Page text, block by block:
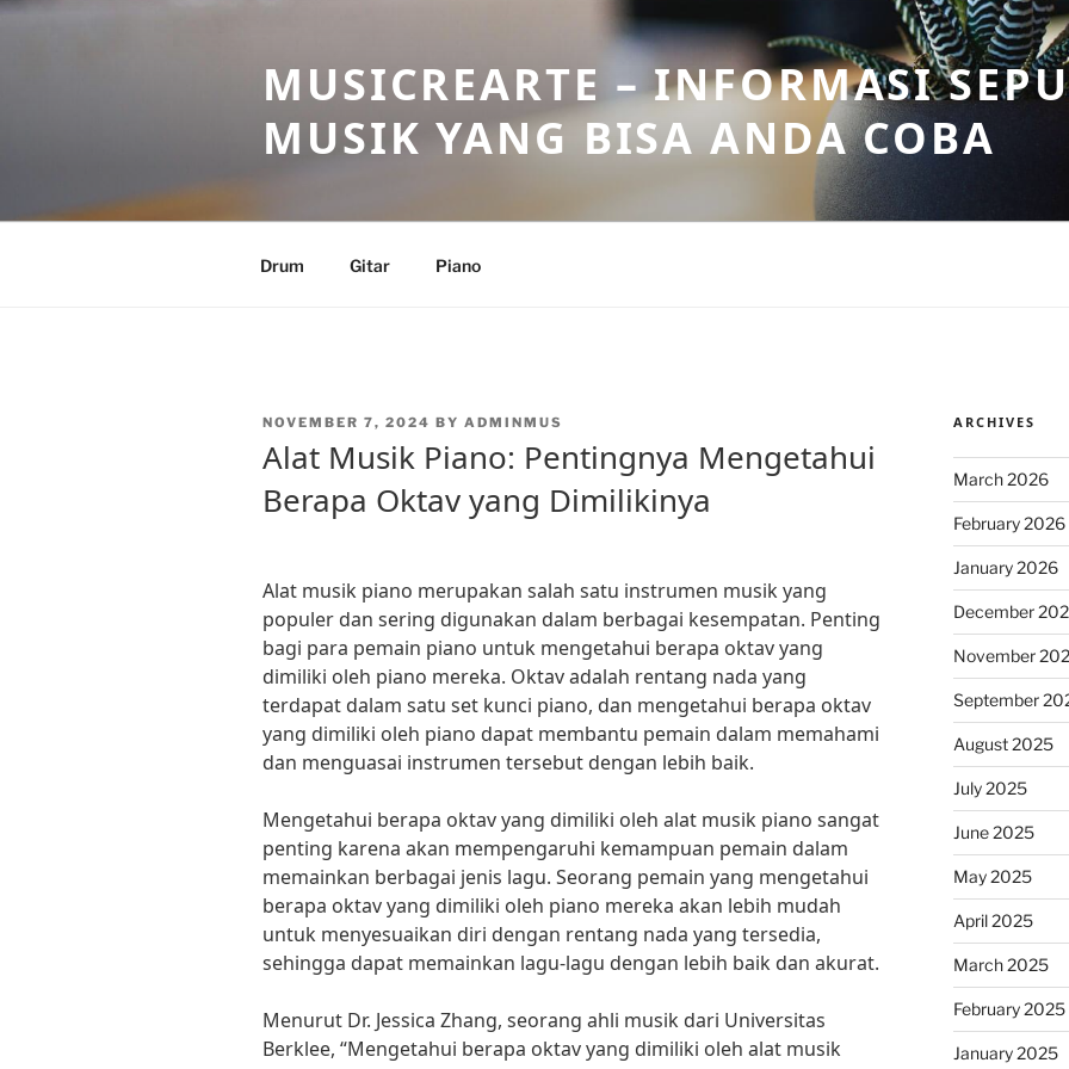
Skip
MUSICREARTE – INFORMASI
MUSIK YANG BISA ANDA COBA
Drum Gitar Piano
POSTED
NOVEMBER 7, 2024 BY ADMINMUS
Alat Musik Piano: Pentingnya Mengetahui
Berapa Oktav yang Dimilikinya
Alat musik piano merupakan salah satu instrumen musik yang
populer dan sering digunakan dalam berbagai kesempatan. Penting
bagi para pemain piano untuk mengetahui berapa oktav yang
dimiliki oleh piano mereka. Oktav adalah rentang nada yang
terdapat dalam satu set kunci piano, dan mengetahui berapa oktav
yang dimiliki oleh piano dapat membantu pemain dalam memahami
dan menguasai instrumen tersebut dengan lebih baik.
Mengetahui berapa oktav yang dimiliki oleh alat musik piano sangat
penting karena akan mempengaruhi kemampuan pemain dalam
memainkan berbagai jenis lagu. Seorang pemain yang mengetahui
berapa oktav yang dimiliki oleh piano mereka akan lebih mudah
untuk menyesuaikan diri dengan rentang nada yang tersedia,
sehingga dapat memainkan lagu-lagu dengan lebih baik dan akurat.
Menurut Dr. Jessica Zhang, seorang ahli musik dari Universitas
Berklee, “Mengetahui berapa oktav yang dimiliki oleh alat musik
ARCHIVES
March 2026
February 2026
January 2026
December
November
September
August 2025
July 2025
June 2025
May 2025
April 2025
March 2025
February 2025
January 2025